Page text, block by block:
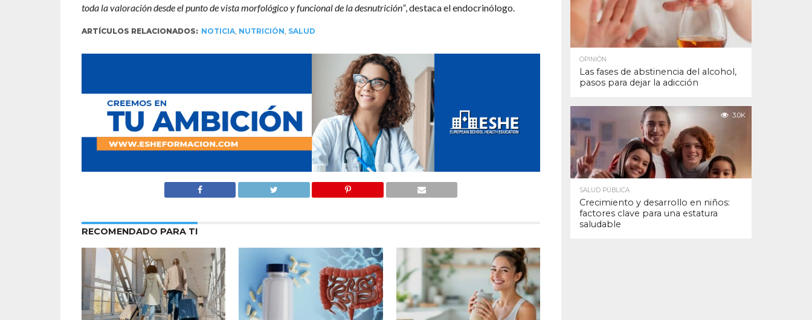
toda la valoración desde el punto de vista morfológico y funcional de la desnutrición”, destaca el endocrinólogo.
ARTÍCULOS RELACIONADOS: NOTICIA, NUTRICIÓN, SALUD
RECOMENDADO PARA TI
OPINIÓN
Las fases de abstinencia del alcohol,
pasos para dejar la adicción
3.0K
SALUD PÚBLICA
Crecimiento y desarrollo en niños:
factores clave para una estatura
saludable